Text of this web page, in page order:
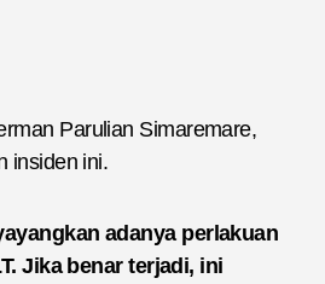
Parulian Simaremare,
insiden ini.
adanya perlakuan
Jika benar terjadi, ini